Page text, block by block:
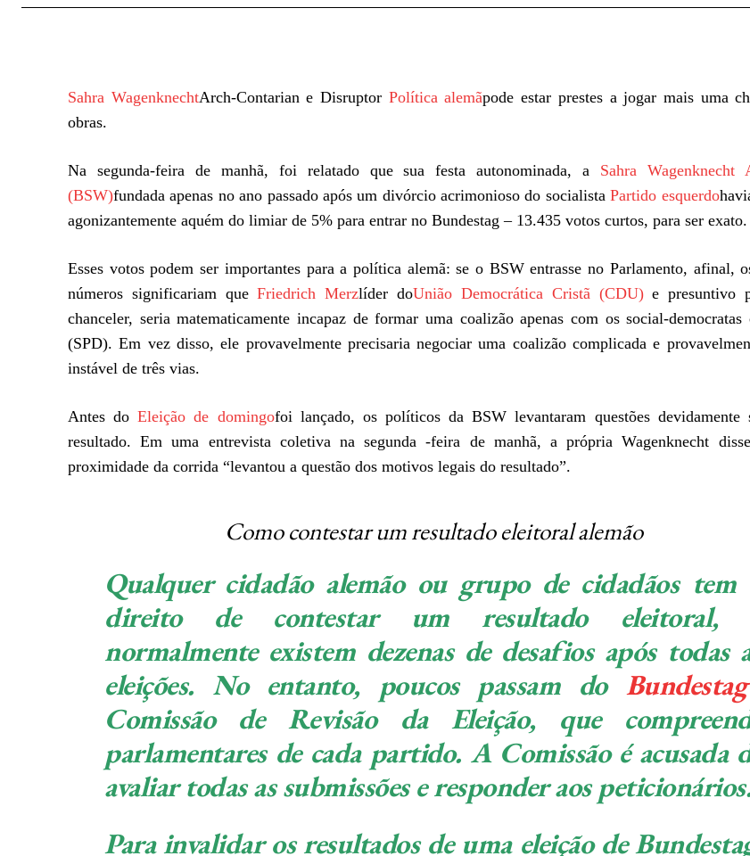
Sahra WagenknechtArch-Contarian e Disruptor Política alemãpode estar prestes a jogar mais uma
obras.
Na segunda-feira de manhã, foi relatado que sua festa autonominada, a Sahra Wagenknecht
(BSW)fundada apenas no ano passado após um divórcio acrimonioso do socialistaPartido esquerdo
agonizantemente aquém do limiar de 5% para entrar no Bundestag – 13.435 votos curtos, para ser exato.
Esses votos podem ser importantes para a política alemã: se o BSW entrasse no Parlamento, afinal,
números significariam queFriedrich Merzlíder doUnião Democrática Cristã (CDU)e presuntivo
chanceler, seria matematicamente incapaz de formar uma coalizão apenas com os social-democratas
(SPD). Em vez disso, ele provavelmente precisaria negociar uma coalizão complicada e
instável de três vias.
Antes doEleição de domingofoi lançado, os políticos da BSW levantaram questões devidamente
resultado. Em uma entrevista coletiva na segunda -feira de manhã, a própria Wagenknecht
proximidade da corrida “levantou a questão dos motivos legais do resultado”.
Como contestar um resultado eleitoral alemão
Qualquer cidadão alemão ou grupo de cidadãos tem
direito de contestar um resultado eleitoral,
normalmente existem dezenas de desafios após todas
eleições. No entanto, poucos passam do
Comissão de Revisão da Eleição, que
parlamentares de cada partido. A Comissão é acusada
avaliar todas as submissões e responder aos
Para invalidar os resultados de uma eleição de